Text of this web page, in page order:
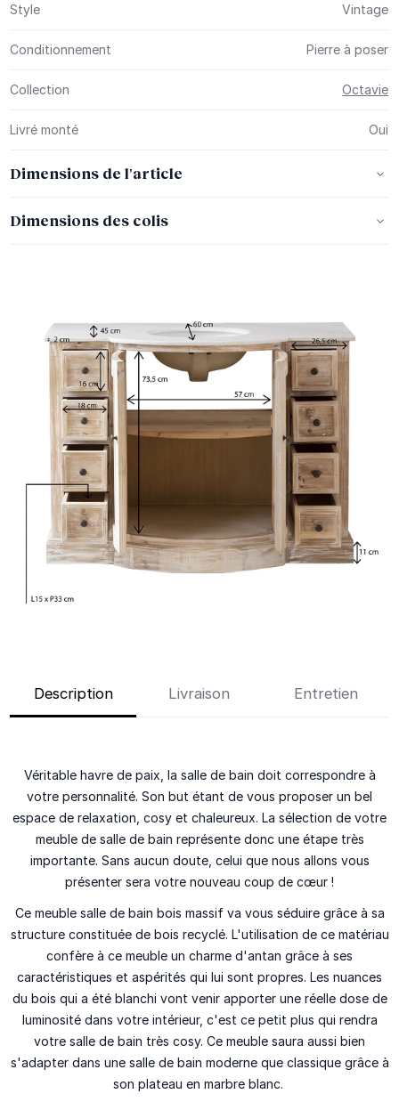
Style Vintage
Conditionnement Pierre à poser
Collection Octavie
Livré monté Oui
Dimensions de l'article
Dimensions des colis
Description Livraison Entretien
Véritable havre de paix, la salle de bain doit correspondre à
votre personnalité. Son but étant de vous proposer un bel
espace de relaxation, cosy et chaleureux. La sélection de votre
meuble de salle de bain représente donc une étape très
importante. Sans aucun doute, celui que nous allons vous
présenter sera votre nouveau coup de cœur !
Ce meuble salle de bain bois massif va vous séduire grâce à sa
structure constituée de bois recyclé. L'utilisation de ce matériau
confère à ce meuble un charme d'antan grâce à ses
caractéristiques et aspérités qui lui sont propres. Les nuances
du bois qui a été blanchi vont venir apporter une réelle dose de
luminosité dans votre intérieur, c'est ce petit plus qui rendra
votre salle de bain très cosy. Ce meuble saura aussi bien
s'adapter dans une salle de bain moderneque classique grâce à
son plateau en marbre blanc.